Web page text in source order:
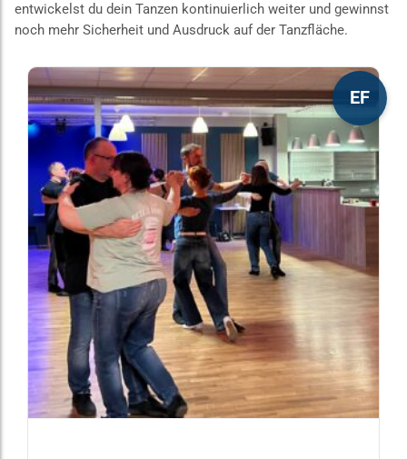
entwickelst du dein Tanzen kontinuierlich weiter und gewinnst
noch mehr Sicherheit und Ausdruck auf der Tanzfläche.
EF
Dieses
Produkt
weist
mehrere
Varianten
auf.
Die
Optionen
können
auf
der
Produktseite
gewählt
werden